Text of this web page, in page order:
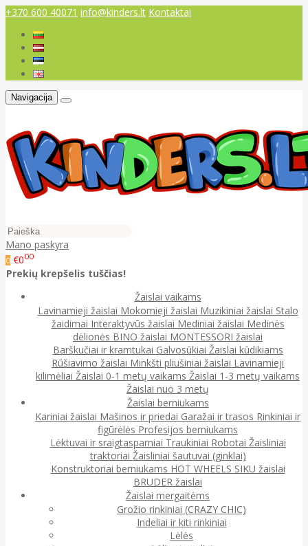
+370 600 40071 info@kinders.lt Kontaktai
Navigacija
Mano paskyra
0 €000
Prekių krepšelis tuščias!
Žaislai vaikams
Lavinamieji žaislai Mokomieji žaislai Muzikiniai žaislai Stalo
žaidimai Interaktyvūs žaislai Mediniai žaislai Medinės
dėlionės BINO žaislai MONTESSORI žaislai
Barškučiai ir kramtukai Galvosūkiai Žaislai kūdikiams
Rūšiavimo žaislai Minkšti pliušiniai žaislai Lavinamieji
kilimėliai Žaislai 0-1 metų vaikams Žaislai 1-3 metų vaikams
Žaislai nuo 3 metų
Žaislai berniukams
Kariniai žaislai Mašinos ir priedai Garažai ir trasos Rinkiniai ir
figūrėlės Profesijos berniukams
Lėktuvai ir sraigtasparniai Traukiniai Robotai Žaisliniai
traktoriai Žaisliniai šautuvai (ginklai)
Konstruktoriai berniukams HOT WHEELS SIKU žaislai
BRUDER žaislai
Žaislai mergaitėms
Grožio rinkiniai (CRAZY CHIC)
Indeliai ir kiti rinkiniai
Lėlės